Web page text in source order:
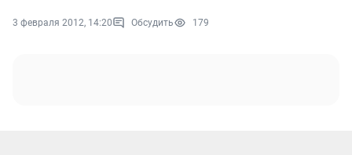
3 февраля 2012, 14:20 Обсудить 179